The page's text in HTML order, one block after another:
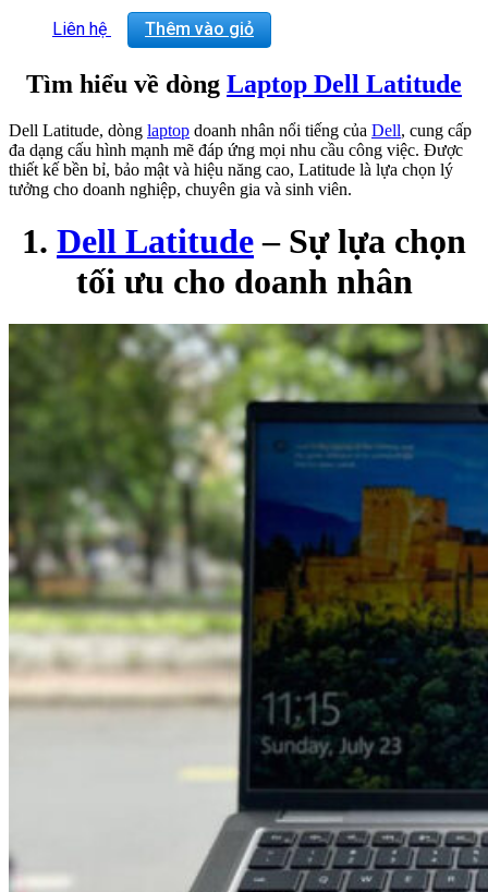
Aluminum
VGA: Intel®Iris®Xe Graphics,i7-1365U vPro
Trọng lượng: 1.835 kg
Liên hệ Thêm vào giỏ
Tìm hiểu về dòng Laptop Dell Latitude
Dell Latitude, dòng laptop doanh nhân nổi tiếng của Dell, cung cấp
đa dạng cấu hình mạnh mẽ đáp ứng mọi nhu cầu công việc. Được
thiết kế bền bỉ, bảo mật và hiệu năng cao, Latitude là lựa chọn lý
tưởng cho doanh nghiệp, chuyên gia và sinh viên.
1. Dell Latitude– Sự lựa chọn
tối ưu cho doanh nhân